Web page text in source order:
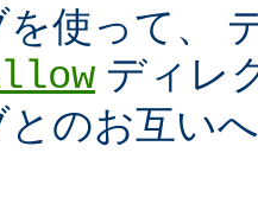
を使って、
ディレ
とのお互い